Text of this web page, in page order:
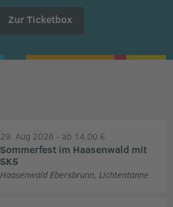
Zur Ticketbox
29. Aug 2026 - ab 14,00 €
Sommerfest im Haasenwald mit
SK5
Haasenwald Ebersbrunn, Lichtentanne